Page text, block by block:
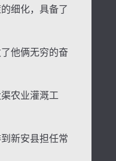
细化，具备了
他俩无穷的奋
农业灌溉工
新安县担任常